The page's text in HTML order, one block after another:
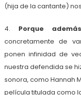
(hija de la cantante)
4. Porque
concretamente de
ponen infinidad de
nuestra defendida se
sonora, como Hannah
película titulada como